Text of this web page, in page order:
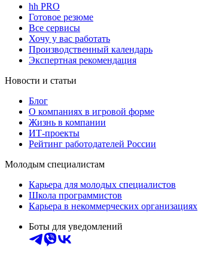
hh PRO
Готовое резюме
Все сервисы
Хочу у вас работать
Производственный календарь
Экспертная рекомендация
Новости и статьи
Блог
О компаниях в игровой форме
Жизнь в компании
ИТ-проекты
Рейтинг работодателей России
Молодым специалистам
Карьера для молодых специалистов
Школа программистов
Карьера в некоммерческих организациях
Боты для уведомлений